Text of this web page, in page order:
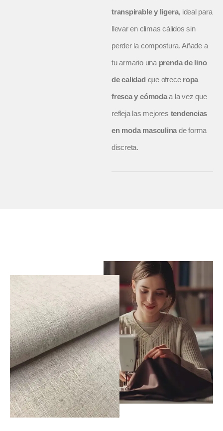
transpirable y ligera, ideal para
llevar en climas cálidos sin
perder la compostura. Añade a
tu armario una prenda de lino
de calidad que ofrece ropa
fresca y cómodaa la vez que
refleja las mejores tendencias
en moda masculina de forma
discreta.